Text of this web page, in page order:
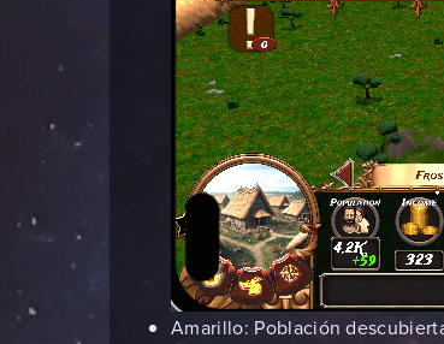
Amarillo: Población